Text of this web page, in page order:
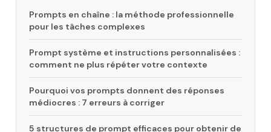
Prompts en chaîne : la méthode professionnelle
pour les tâches complexes
Prompt système et instructions personnalisées :
comment ne plus répéter votre contexte
Pourquoi vos prompts donnent des réponses
médiocres : 7 erreurs à corriger
5 structures de prompt efficaces pour obtenir de